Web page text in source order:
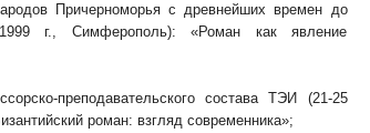
Причерноморья с древнейших времен до
г., Симферополь): «Роман как явление
преподавательского состава ТЭИ (21-25
роман: взгляд современника»;